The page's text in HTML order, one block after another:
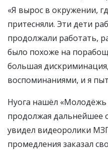
«Я вырос в окружении,
притесняли. Эти дети
продолжали работать,
было похоже на
большая
воспоминаниями, и я
Нуога нашёл «Молодёжь
продолжая дальнейшее
увидел видеоролики
промедления заказал